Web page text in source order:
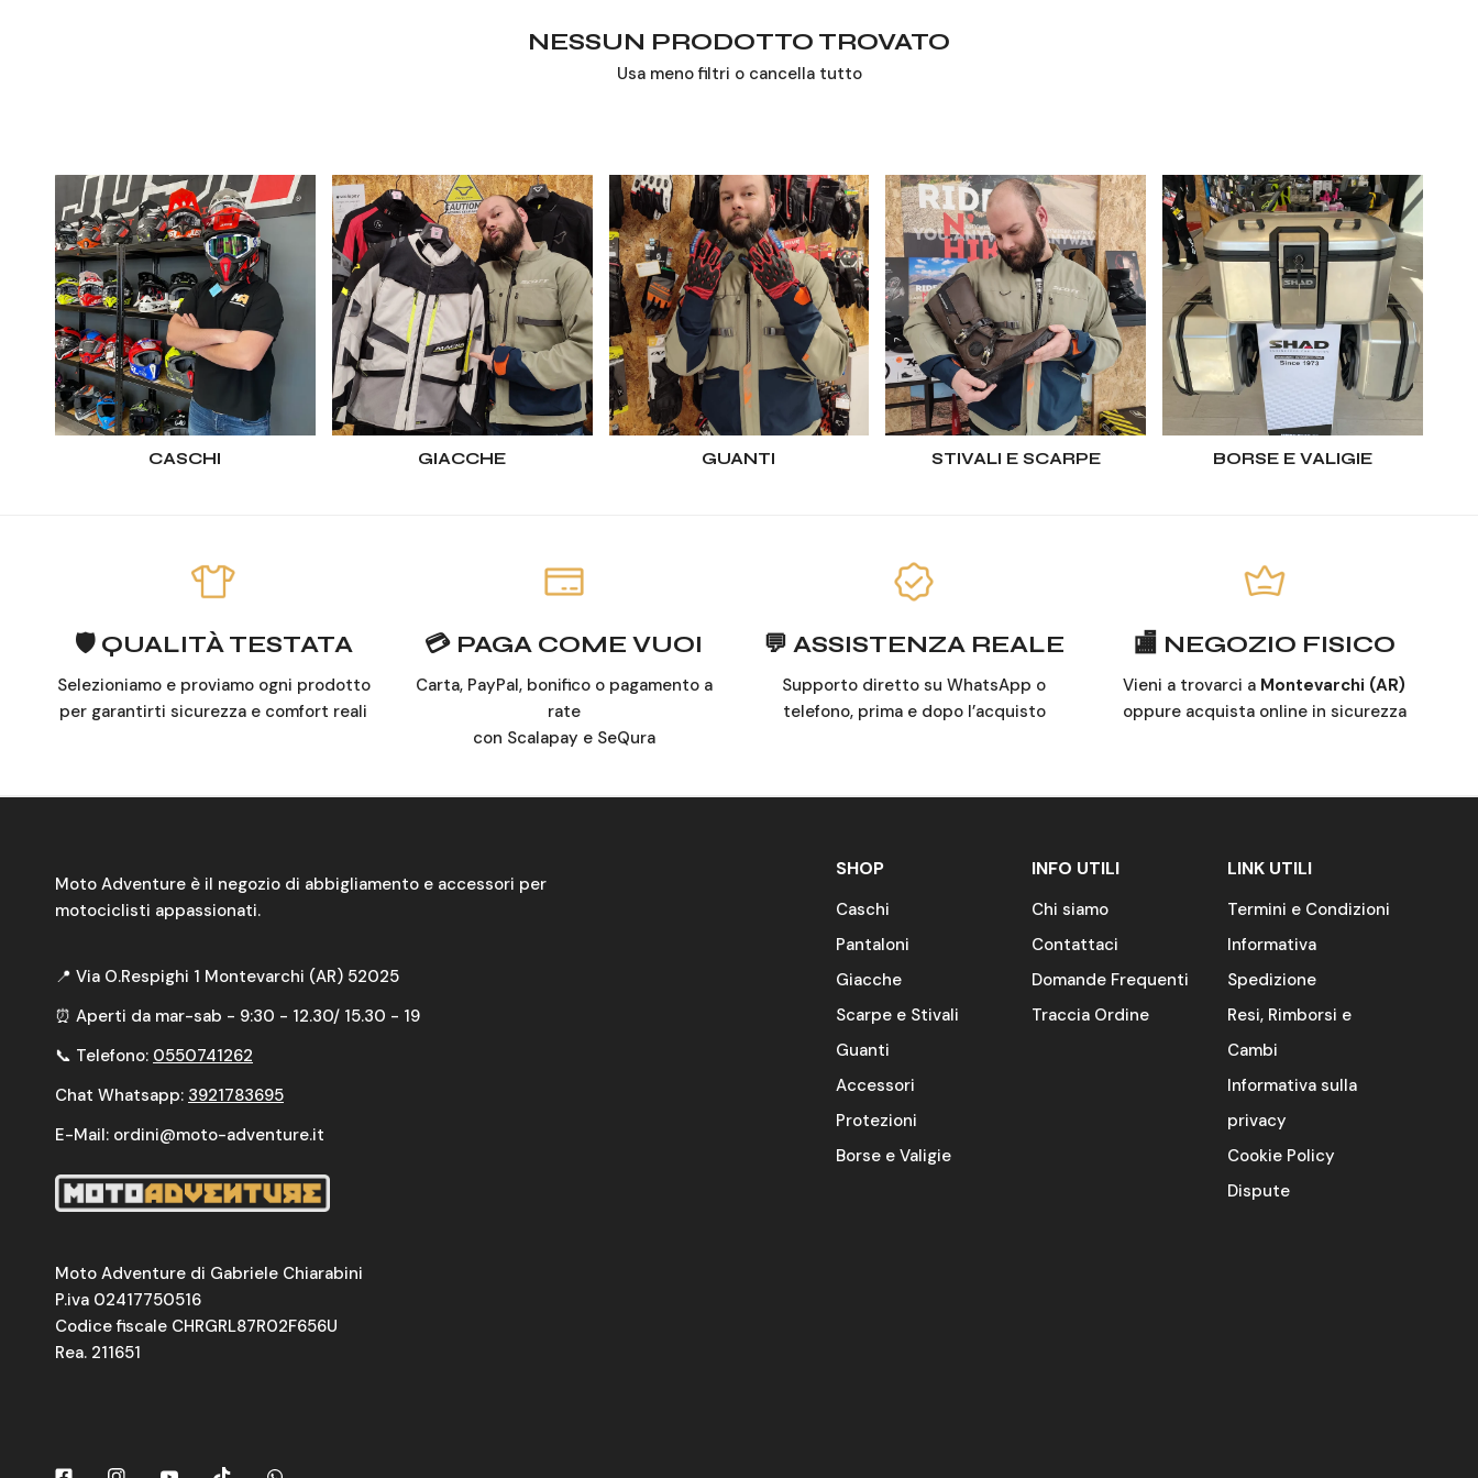
:
NESSUN PRODOTTO TROVATO
Usa meno filtri o cancella tutto
CASCHI GIACCHE GUANTI STIVALI E SCARPE BORSE E VALIGIE
🛡️ QUALITÀ TESTATA
Selezioniamo e proviamo ogni prodotto
per garantirti sicurezza e comfort reali
💳 PAGA COME VUOI
Carta, PayPal, bonifico o pagamento a
rate
con Scalapay e SeQura
💬 ASSISTENZA REALE
Supporto diretto su WhatsApp o
telefono, prima e dopo l’acquisto
🏬 NEGOZIO FISICO
Vieni a trovarci a Montevarchi (AR)
oppure acquista online in sicurezza
Moto Adventure è il negozio di abbigliamento e accessori per
motociclisti appassionati.
📍 Via O.Respighi 1 Montevarchi (AR) 52025
⏰ Aperti da mar-sab - 9:30 - 12.30/ 15.30 - 19
📞 Telefono: 0550741262
Chat Whatsapp: 3921783695
E-Mail: ordini@moto-adventure.it
SHOP
Caschi
Pantaloni
Giacche
Scarpe e Stivali
Guanti
Accessori
Protezioni
Borse e Valigie
INFO UTILI
Chi siamo
Contattaci
Domande Frequenti
Traccia Ordine
LINK UTILI
Termini e Condizioni
Informativa
Spedizione
Resi, Rimborsi e
Cambi
Informativa sulla
privacy
Cookie Policy
Dispute
Moto Adventure di Gabriele Chiarabini
P.iva 02417750516
Codice fiscale CHRGRL87R02F656U
Rea. 211651